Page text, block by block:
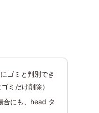
ゴミと判別でき
ミだけ削除）
合にも、head タ